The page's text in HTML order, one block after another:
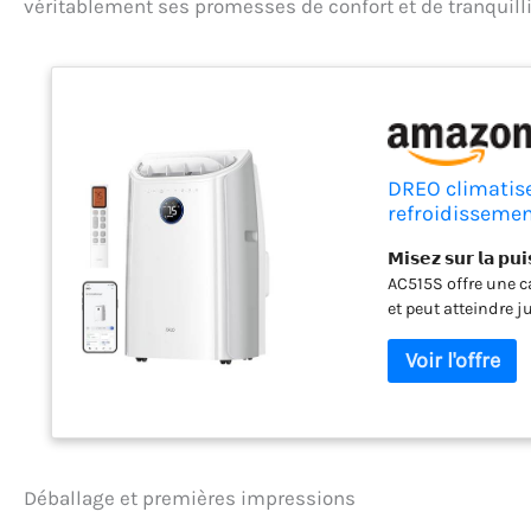
véritablement ses promesses de confort et de
DREO
𝗠𝗶𝘀𝗲𝘇 𝘀𝘂𝗿 𝗹𝗮
AC515S offre une
et peut atteindre
mode 3-en-1,
ventilateur, vous
idéal. 𝗜𝘀𝗼𝗹𝗮𝘁𝗶𝗼𝗻
Déballage et premières impressions